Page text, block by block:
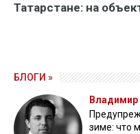
Татарстане: на
БЛОГИ »
Владимир
зиме: что